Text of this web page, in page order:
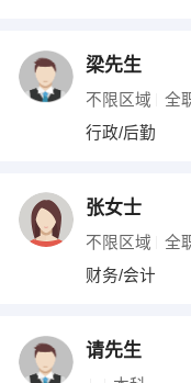
梁先生
不限区域 全
行政/后勤
张女士
不限区域 全
财务/会计
请先生